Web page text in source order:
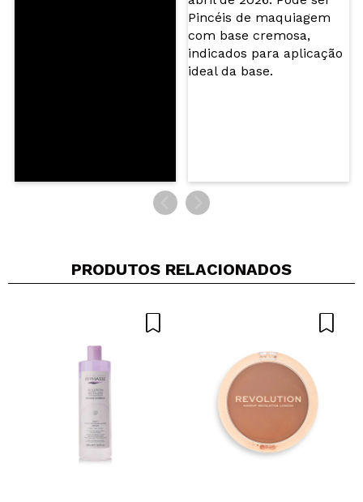
Recomenda esta compra? Sim Não
5/5
ENVIAR
PRODUTOS RELACIONADOS